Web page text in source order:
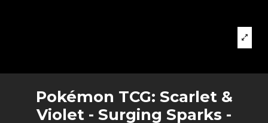
Pokémon TCG: Scarlet &
Violet - Surging Sparks -